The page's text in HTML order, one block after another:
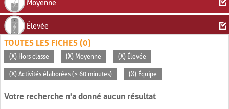
Moyenne
Élevée
TOUTES LES FICHES (0)
(X) Hors classe (X) Moyenne (X) Élevée
(X) Activités élaborées (> 60 minutes) (X) Équipe
Votre recherche n'a donné aucun résultat